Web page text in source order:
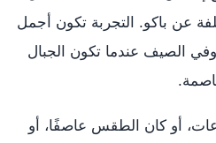
عن باكو. التجربة تكون أجمل
الصيف عندما تكون الجبال
أو كان الطقس عاصفًا، أو